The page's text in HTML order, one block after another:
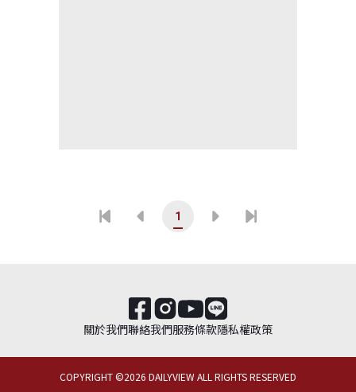
1
關於我們聯絡我們服務條款隱私權政策
COPYRIGHT ©2026 DAILYVIEW ALL RIGHTS RESERVED